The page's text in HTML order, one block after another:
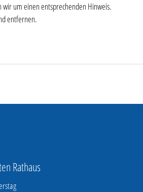
um einen entsprechenden Hinweis.
entfernen.
Rathaus